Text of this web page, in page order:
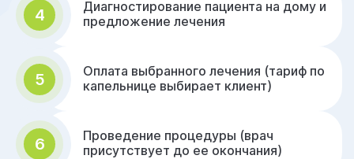
4
Диагностирование пациента на дому и
предложение лечения
5
Оплата выбранного лечения (тариф по
капельнице выбирает клиент)
6
Проведение процедуры (врач
присутствует до ее окончания)